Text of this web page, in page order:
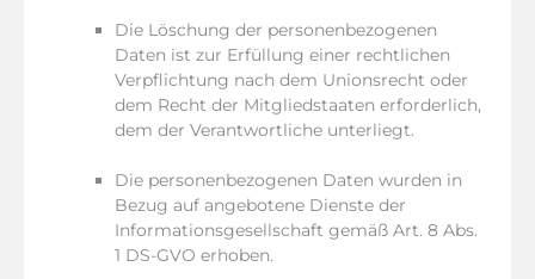
Die Löschung der personenbezogenen
Daten ist zur Erfüllung einer rechtlichen
Verpflichtung nach dem Unionsrecht oder
dem Recht der Mitgliedstaaten erforderlich,
dem der Verantwortliche unterliegt.
Die personenbezogenen Daten wurden in
Bezug auf angebotene Dienste der
Informationsgesellschaft gemäß Art. 8 Abs.
1 DS-GVO erhoben.